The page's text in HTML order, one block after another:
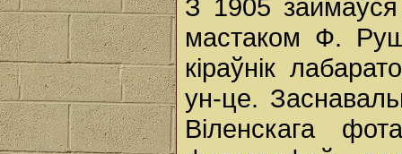
З 1905
мастаком Ф.
кіраўнік
ун-це.
Віленскага